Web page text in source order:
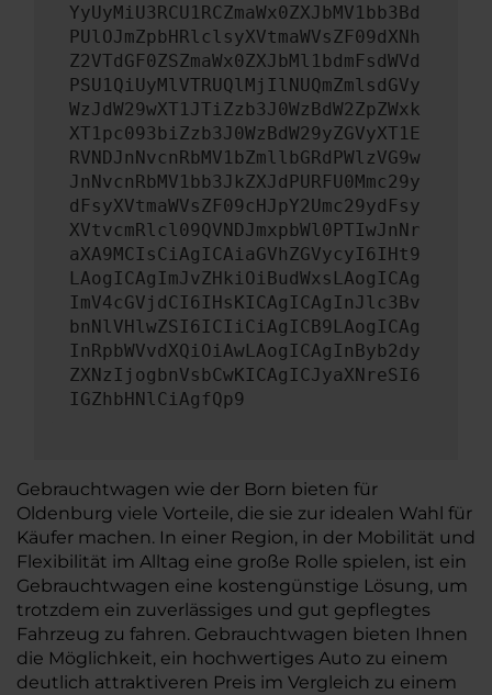
YyUyMiU3RCU1RCZmaWx0ZXJbMV1bb3Bd
PUlOJmZpbHRlclsyXVtmaWVsZF09dXNh
Z2VTdGF0ZSZmaWx0ZXJbMl1bdmFsdWVd
PSU1QiUyMlVTRUQlMjIlNUQmZmlsdGVy
WzJdW29wXT1JTiZzb3J0WzBdW2ZpZWxk
XT1pc093biZzb3J0WzBdW29yZGVyXT1E
RVNDJnNvcnRbMV1bZmllbGRdPWlzVG9w
JnNvcnRbMV1bb3JkZXJdPURFU0Mmc29y
dFsyXVtmaWVsZF09cHJpY2Umc29ydFsy
XVtvcmRlcl09QVNDJmxpbWl0PTIwJnNr
aXA9MCIsCiAgICAiaGVhZGVycyI6IHt9
LAogICAgImJvZHkiOiBudWxsLAogICAg
ImV4cGVjdCI6IHsKICAgICAgInJlc3Bv
bnNlVHlwZSI6ICIiCiAgICB9LAogICAg
InRpbWVvdXQiOiAwLAogICAgInByb2dy
ZXNzIjogbnVsbCwKICAgICJyaXNreSI6
IGZhbHNlCiAgfQp9
Gebrauchtwagen wie der Born bieten für
Oldenburg viele Vorteile, die sie zur idealen Wahl für
Käufer machen. In einer Region, in der Mobilität und
Flexibilität im Alltag eine große Rolle spielen, ist ein
Gebrauchtwagen eine kostengünstige Lösung, um
trotzdem ein zuverlässiges und gut gepflegtes
Fahrzeug zu fahren. Gebrauchtwagen bieten Ihnen
die Möglichkeit, ein hochwertiges Auto zu einem
deutlich attraktiveren Preis im Vergleich zu einem